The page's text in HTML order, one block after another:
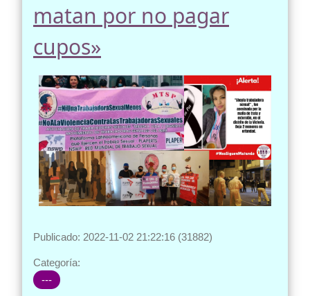
matan por no pagar
cupos»
Publicado: 2022-11-02 21:22:16 (31882)
Categoría:
---